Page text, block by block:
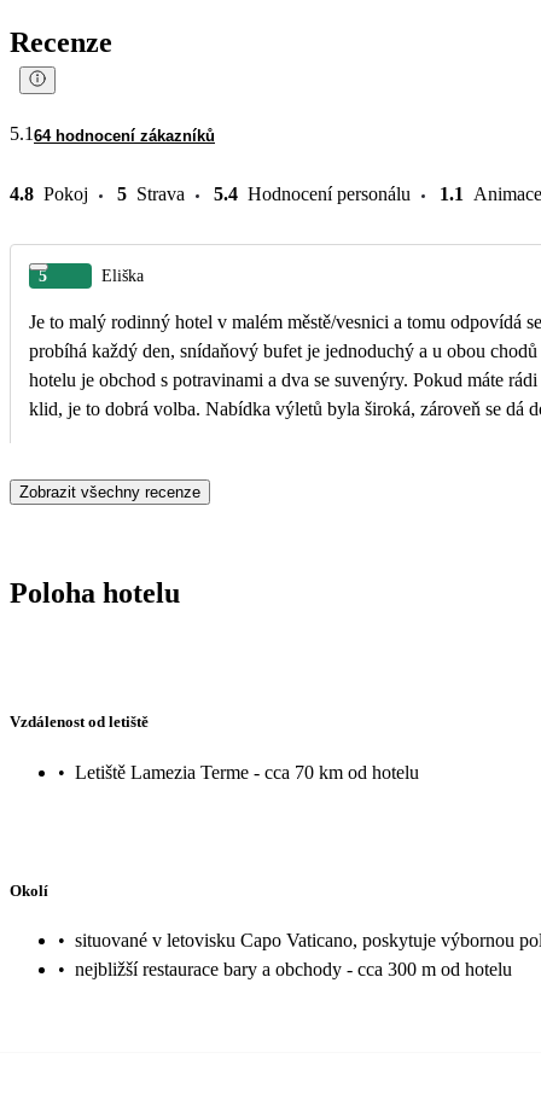
Recenze
5.1 64 hodnocení zákazníků
4.8 Pokoj 5 Strava 5.4 Hodnocení personálu 1.1 Animace
5 Eliška
Je to malý rodinný hotel v malém městě/vesnici a tomu odpovídá
probíhá každý den, snídaňový bufet je jednoduchý a u obou
hotelu je obchod s potravinami a dva se suvenýry. Pokud máte
klid, je to dobrá volba. Nabídka výletů byla široká, zároveň se dá
Zobrazit všechny recenze
Poloha hotelu
Vzdálenost od letiště
• Letiště Lamezia Terme - cca 70 km od hotelu
Okolí
• situované v letovisku Capo Vaticano, poskytuje výbornou
• nejbližší restaurace bary a obchody - cca 300 m od hotelu